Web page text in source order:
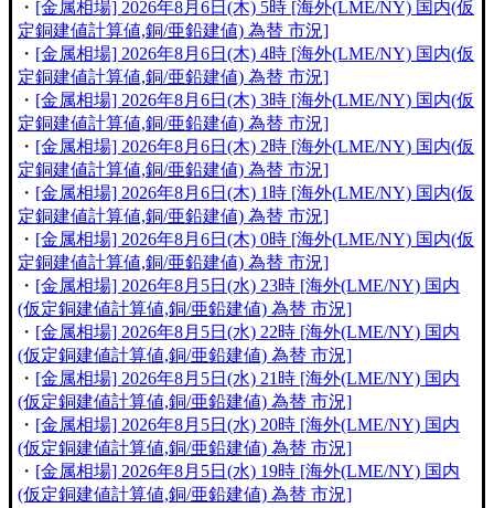
・ [金属相場] 2026年8月6日(木) 5時 [海外(LME/NY) 国内(仮
定銅建値計算値,銅/亜鉛建値) 為替 市況]
・ [金属相場] 2026年8月6日(木) 4時 [海外(LME/NY) 国内(仮
定銅建値計算値,銅/亜鉛建値) 為替 市況]
・ [金属相場] 2026年8月6日(木) 3時 [海外(LME/NY) 国内(仮
定銅建値計算値,銅/亜鉛建値) 為替 市況]
・ [金属相場] 2026年8月6日(木) 2時 [海外(LME/NY) 国内(仮
定銅建値計算値,銅/亜鉛建値) 為替 市況]
・ [金属相場] 2026年8月6日(木) 1時 [海外(LME/NY) 国内(仮
定銅建値計算値,銅/亜鉛建値) 為替 市況]
・ [金属相場] 2026年8月6日(木) 0時 [海外(LME/NY) 国内(仮
定銅建値計算値,銅/亜鉛建値) 為替 市況]
・ [金属相場] 2026年8月5日(水) 23時 [海外(LME/NY) 国内
(仮定銅建値計算値,銅/亜鉛建値) 為替 市況]
・ [金属相場] 2026年8月5日(水) 22時 [海外(LME/NY) 国内
(仮定銅建値計算値,銅/亜鉛建値) 為替 市況]
・ [金属相場] 2026年8月5日(水) 21時 [海外(LME/NY) 国内
(仮定銅建値計算値,銅/亜鉛建値) 為替 市況]
・ [金属相場] 2026年8月5日(水) 20時 [海外(LME/NY) 国内
(仮定銅建値計算値,銅/亜鉛建値) 為替 市況]
・ [金属相場] 2026年8月5日(水) 19時 [海外(LME/NY) 国内
(仮定銅建値計算値,銅/亜鉛建値) 為替 市況]